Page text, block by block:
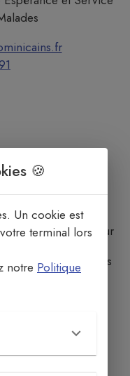
co-accompagnateur
Évangélique des
🍪
Un cookie est
terminal lors
notre Politique